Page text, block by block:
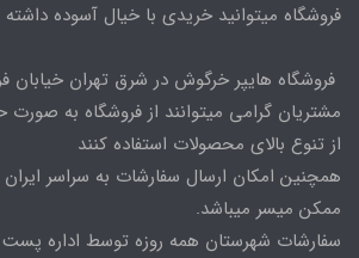
فروشگاه میتوانید خریدی با خیال آسوده داشته
فروشگاه هایپر خرگوش در شرق تهران خیابان
مشتریان گرامی میتوانند از فروشگاه به
از تنوع بالای محصولات استفاده کنند
همچنین امکان ارسال سفارشات به سراسر
ممکن میسر میباشد.
سفارشات شهرستان همه روزه توسط اداره پست